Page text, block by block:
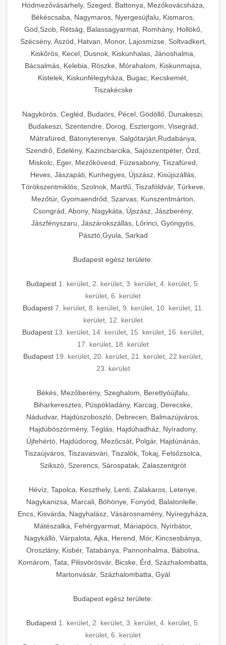
Hódmezővásárhely, Szeged, Battonya, Mezőkovácsháza,
Békéscsaba, Nagymaros, Nyergesújfalu, Kismaros,
Göd,Szob, Rétság, Balassagyarmat, Romhány, Hollókő,
Szécsény, Aszód, Hatvan, Monor, Lajosmizse, Soltvadkert,
Kiskőrös, Kecel, Dusnok, Kiskunhalas, Jánoshalma,
Bácsalmás, Kelebia, Röszke, Mórahalom, Kiskunmajsa,
Kistelek, Kiskunfélegyháza, Bugac, Kecskemét,
Tiszakécske
Nagykörös, Cegléd, Budaörs, Pécel, Gödöllő, Dunakeszi,
Budakeszi, Szentendre, Dorog, Esztergom, Visegrád,
Mátrafüred, Bátonyterenye, Salgótarján,Rudabánya,
Szendrő, Edelény, Kazincbarcika, Sajószentpéter, Ózd,
Miskolc, Eger, Mezőkövesd, Füzesabony, Tiszafüred,
Heves, Jászapáti, Kunhegyes, Újszász, Kisújszállás,
Törökszentmiklós, Szolnok, Martfű, Tiszaföldvár, Túrkeve,
Mezőtúr, Gyomaendrőd, Szarvas, Kunszentmárton,
Csongrád, Abony, Nagykáta, Újszász, Jászberény,
Jászfényszaru, Jászárokszállás, Lőrinci, Gyöngyös,
Pásztó,Gyula, Sarkad
Budapest egész területe:
Budapest 1. kerület 2. kerület 3. kerület 4. kerület 5.
kerület 6. kerület
Budapest 7. kerület, 8. kerület, 9. kerület, 10. kerület, 11.
kerület 12. kerület
Budapest 13. kerület 14. kerület 15. kerület 16. kerület
17. kerület 18. kerület
Budapest 19. kerület 20. kerület 21. kerület 22.kerület
23. kerület
Békés, Mezőberény, Szeghalom, Berettyóújfalu,
Biharkeresztes, Püspökladány, Karcag, Derecske,
Nádudvar, Hajdúszoboszló, Debrecen, Balmazújváros,
Hajdúböszörmény, Téglás, Hajdúhadház, Nyíradony,
Újfehértó, Hajdúdorog, Mezőcsát, Polgár, Hajdúnánás,
Tiszaújváros, Tiszavasvári, Tiszalök, Tokaj, Felsőzsolca,
Szikszó, Szerencs, Sárospatak, Zalaszentgrót
Hévíz, Tapolca, Keszthely, Lenti, Zalakaros, Letenye,
Nagykanizsa, Marcali, Böhönye, Fonyód, Balatonlelle,
Encs, Kisvárda, Nagyhalász, Vásárosnamény, Nyíregyháza,
Mátészalka, Fehérgyarmat, Máriapócs, Nyírbátor,
Nagykálló, Várpalota, Ajka, Herend, Mór, Kincsesbánya,
Oroszlány, Kisbér, Tatabánya, Pannonhalma, Bábolna,
Komárom, Tata, Pilisvörösvár, Bicske, Érd, Százhalombatta,
Martonvásár, Százhalombatta, Gyál
Budapest egész területe:
Budapest 1. kerület 2. kerület 3. kerület 4. kerület 5.
kerület 6. kerület